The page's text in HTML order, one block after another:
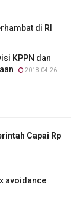
di RI
KPPN dan
2018-04-26
Capai Rp
avoidance